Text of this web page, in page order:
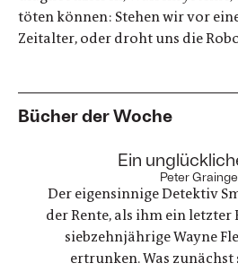
töten können: Stehen wir vor
Zeitalter, oder droht uns die
Bücher der Woche
Ein
Peter
Der eigensinnige Detektiv
der Rente, als ihm ein
siebzehnjährige Wayne
ertrunken. Was